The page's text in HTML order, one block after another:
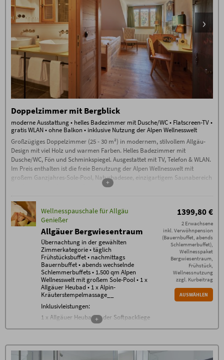
Doppelzimmer mit Bergblick
moderne Ausstattung • helles Badezimmer mit Dusche/WC • Flatscreen-TV •
gratis WLAN • ohne Balkon • inklusive Nutzung der Alpen Wellnesswelt
Großzügiges Doppelzimmer (25 - 30 m²) in modernem, stilvollem Allgäu-
Design mit viel Holz und warmen Farben. Helles Badezimmer mit
Dusche/WC, Fön und Schminkspiegel. Ausgestattet mit TV, Telefon & WLAN.
Im Preis enthalten ist die freie Benutzung der Alpen Wellnesswelt mit
großem Ganzjahres-Sole-Pool, Naturbadesee, einzigartigem Saunabereich
mit Sauna-Alpe, Steinbad, Backstüble, Flachsbad und vielem mehr.
+
Wellnesspauschale für Allgäu
Genießer
Allgäuer Bergwiesentraum
Übernachtung in der gewählten
Zimmerkategorie • täglich
Frühstücksbuffet • nachmittags
Bauernbuffet • abends wechselnde
Schlemmerbuffets • 1.500 qm Alpen
Wellnesswelt mit großem Sole-Pool • 1 x
Allgäuer Heubad • 1 x Alpin-
Kräuterstempelmassage__
Inklusivleistungen:
1 x Allgäuer Heubad in der Softpackliege
min)
Übernachtung in der gewählten
+
1399,80 €
2 Erwachsene
inkl. Verwöhnpension
(Bauernbuffet, abends
Schlemmerbuffet),
Wellnesspaket
Bergwiesentraum,
Frühstück,
Wellnessnutzung
zzgl. Kurbeitrag
AUSWÄHLEN